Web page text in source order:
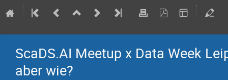
ScaDS.AI Meetup x Data Week
aber wie?